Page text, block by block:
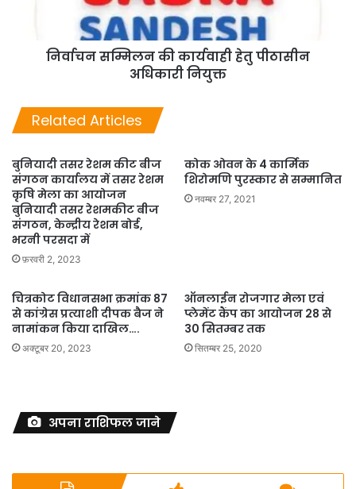
निर्वाचन सम्मिलन की कार्यवाही हेतु पीठासीन
अधिकारी नियुक्त
Related Articles
बुनियादी तसर रेशम कीट बीज
संगठन कार्यालय में तसर रेशम
कृषि मेला का आयोजन
बुनियादी तसर रेशमकीट बीज
संगठन, केन्द्रीय रेशम बोर्ड,
भरनी परसदा में
फ़रवरी 2, 2023
कोक ओवन के 4 कार्मिक
शिरोमणि पुरस्कार से सम्मानित
नवम्बर 27, 2021
चित्रकोट विधानसभा क्रमांक 87
से कांग्रेस प्रत्याशी दीपक बैज ने
नामांकन किया दाखिल….
अक्टूबर 20, 2023
ऑनलाईन रोजगार मेला एवं
प्लेमेंट कैंप का आयोजन 28 से
30 सितम्बर तक
सितम्बर 25, 2020
अपना राशिफल जाने